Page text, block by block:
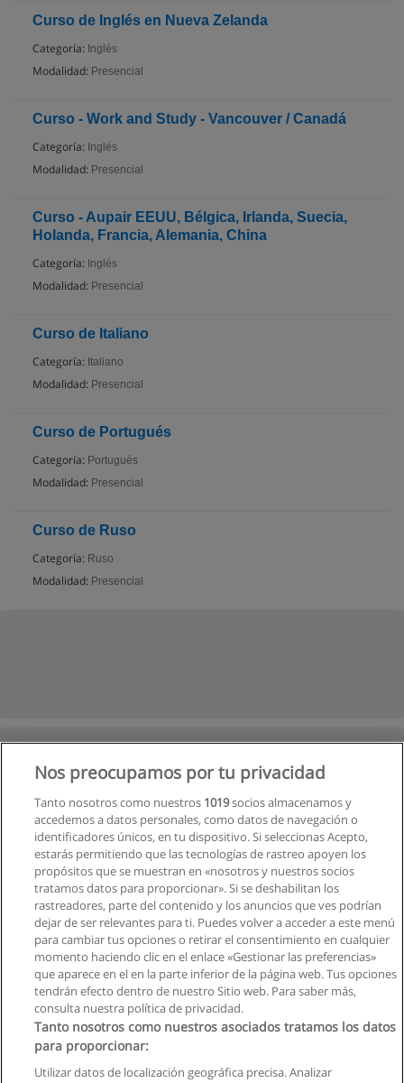
Curso de Inglés en Nueva Zelanda
Categoría: Inglés
Modalidad: Presencial
Curso - Work and Study - Vancouver / Canadá
Categoría: Inglés
Modalidad: Presencial
Curso - Aupair EEUU, Bélgica, Irlanda, Suecia,
Holanda, Francia, Alemania, China
Categoría: Inglés
Modalidad: Presencial
Curso de Italiano
Categoría: Italiano
Modalidad: Presencial
Curso de Portugués
Categoría: Portugués
Modalidad: Presencial
Curso de Ruso
Categoría: Ruso
Modalidad: Presencial
Nos preocupamos por tu privacidad
Tanto nosotros como nuestros 1019socios almacenamos y
accedemos a datos personales, como datos de navegación o
identificadores únicos, en tu dispositivo. Si seleccionas Acepto,
estarás permitiendo que las tecnologías de rastreo apoyen los
propósitos que se muestran en «nosotros y nuestros socios
tratamos datos para proporcionar». Si se deshabilitan los
rastreadores, parte del contenido y los anuncios que ves podrían
dejar de ser relevantes para ti. Puedes volver a acceder a este menú
para cambiar tus opciones o retirar el consentimiento en cualquier
momento haciendo clic en el enlace «Gestionar las preferencias»
que aparece en el en la parte inferior de la página web. Tus opciones
tendrán efecto dentro de nuestro Sitio web. Para saber más,
consulta nuestra política de privacidad.
Tanto nosotros como nuestros asociados tratamos los datos
para proporcionar:
Utilizar datos de localización geográfica precisa. Analizar